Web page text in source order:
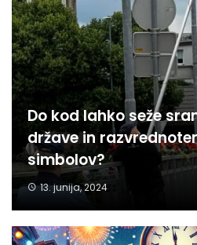
Do kod lahko seže
države in
simbolov?
13. junija, 2024